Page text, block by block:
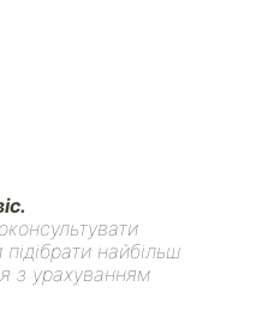
найбільш
з урахуванням